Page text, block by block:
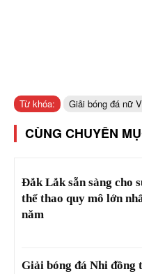
Từ khóa: Giải bóng đá nữ
CÙNG CHUYÊN
Đắk Lắk sẵn sàng cho
thể thao quy mô lớn
năm
Giải bóng đá Nhi đồng